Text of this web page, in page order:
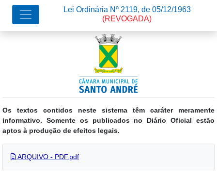
Os textos contidos neste sistema têm caráter meramente
informativo. Somente os publicados no Diário Oficial estão
aptos à produção de efeitos legais.
Lei Ordinária Nº 2119, de 05/12/1963
(REVOGADA)
ARQUIVO - PDF.pdf